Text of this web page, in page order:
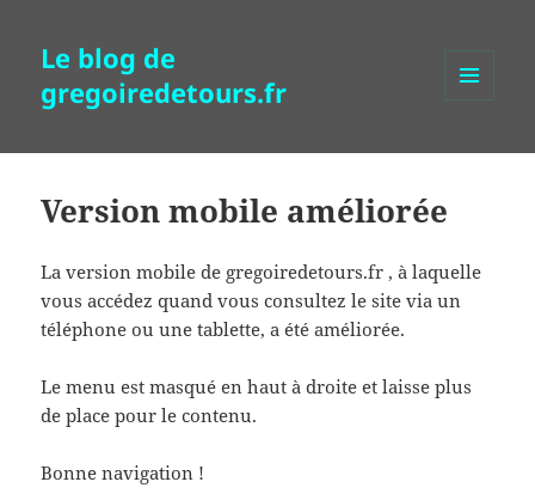
Le blog de
gregoiredetours.fr
WIDGETS
Version mobile améliorée
La version mobile de gregoiredetours.fr , à laquelle
vous accédez quand vous consultez le site via un
téléphone ou une tablette, a été améliorée.
Le menu est masqué en haut à droite et laisse plus
de place pour le contenu.
Bonne navigation !